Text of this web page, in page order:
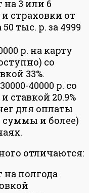
3 или 6
страховки от
тыс. р. за 4999
р. на карту
со
33%.
40000 р. со
ставкой 20.9%
для оплаты
суммы и более)
отличаются:
на полгода